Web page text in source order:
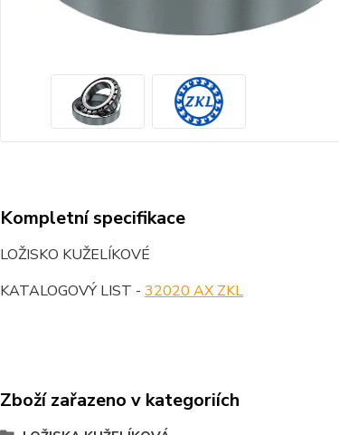
Kompletní specifikace
LOŽISKO KUŽELÍKOVÉ
KATALOGOVÝ LIST - 32020 AX ZKL
Zboží zařazeno v kategoriích